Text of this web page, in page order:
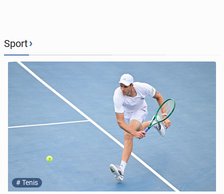
Sport›
#Tenis